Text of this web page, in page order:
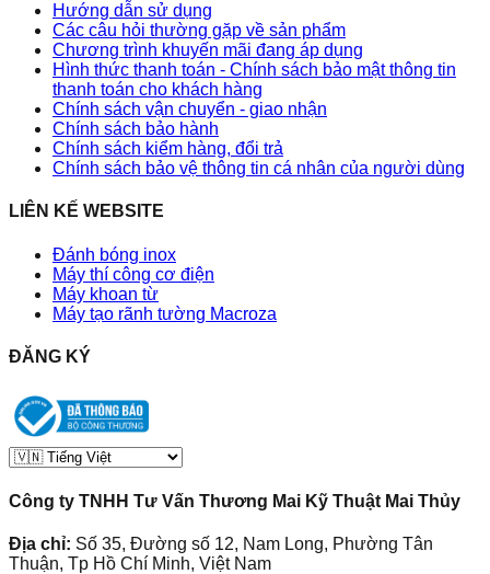
Hướng dẫn sử dụng
Các câu hỏi thường gặp về sản phẩm
Chương trình khuyến mãi đang áp dụng
Hình thức thanh toán - Chính sách bảo mật thông tin
thanh toán cho khách hàng
Chính sách vận chuyển - giao nhận
Chính sách bảo hành
Chính sách kiểm hàng, đổi trả
Chính sách bảo vệ thông tin cá nhân của người dùng
LIÊN KẾ WEBSITE
Đánh bóng inox
Máy thí công cơ điện
Máy khoan từ
Máy tạo rãnh tường Macroza
ĐĂNG KÝ
Công ty TNHH Tư Vấn Thương Mai Kỹ Thuật Mai Thủy
Địa chỉ: Số 35, Đường số 12, Nam Long, Phường Tân
Thuận, Tp Hồ Chí Minh, Việt Nam